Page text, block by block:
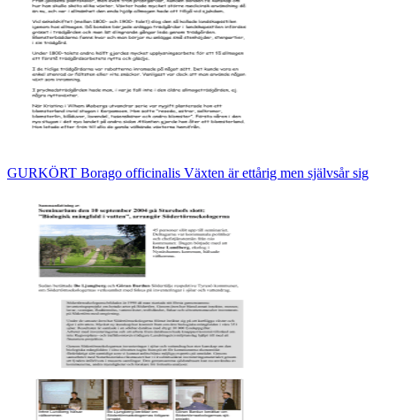
GURKÖRT Borago officinalis Växten är ettårig men självsår sig